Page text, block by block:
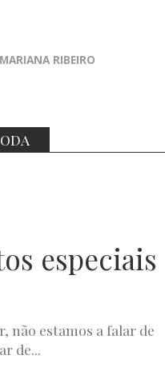
MARIANA RIBEIRO
especiais
não estamos a falar de
de...